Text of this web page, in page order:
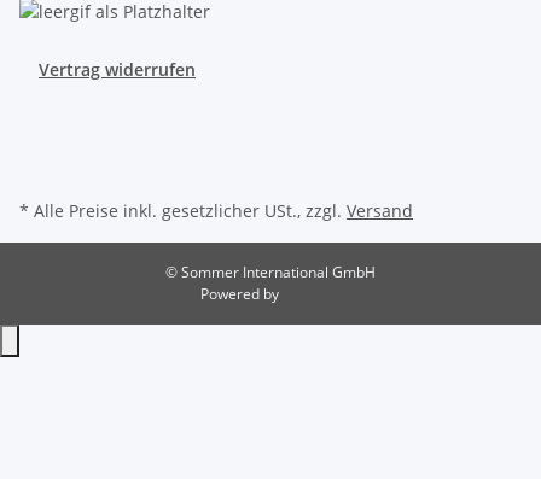
Vertrag widerrufen
* Alle Preise inkl. gesetzlicher USt., zzgl. Versand
© Sommer International GmbH
Powered by